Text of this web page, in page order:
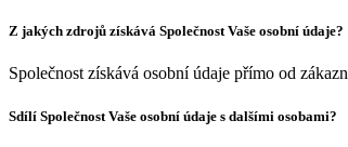
Z jakých zdrojů získává Společnost Vaše osobní údaje?
Společnost získává osobní údaje přímo od
Sdílí Společnost Vaše osobní údaje s dalšími osobami?